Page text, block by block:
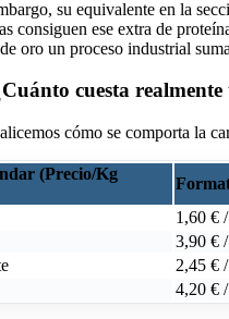
su equivalente en la
consiguen ese extra de
oro un proceso industrial
cuesta
cómo se comporta la
(Precio/Kg
1,60 €
3,90 €
2,45 €
4,20 €